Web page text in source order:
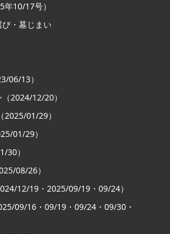
10/17号）
・墓じまい
06/13）
2024/12/20）
2025/01/29）
01/29）
30）
08/26）
12/19・2025/09/19・09/24）
09/16・09/19・09/24・09/30・